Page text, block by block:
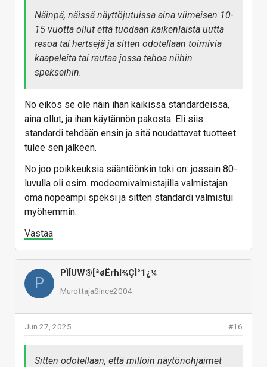
Vastaa
Näinpä, näissä näyttöjutuissa aina viimeisen 10-
15 vuotta ollut että tuodaan kaikenlaista uutta
resoa tai hertsejä ja sitten odotellaan toimivia
kaapeleita tai rautaa jossa tehoa niihin
spekseihin.
No eikös se ole näin ihan kaikissa standardeissa,
aina ollut, ja ihan käytännön pakosta. Eli siis
standardi tehdään ensin ja sitä noudattavat tuotteet
tulee sen jälkeen.
No joo poikkeuksia sääntöönkin toki on: jossain 80-
luvulla oli esim. modeemivalmistajilla valmistajan
oma nopeampi speksi ja sitten standardi valmistui
myöhemmin.
Vastaa
P
PÌÎUW®[ªøËrhl¾ÇÌ°1¿¼
MurottajaSince2004
#16
Jun 27, 2025
Sitten odotellaan, että milloin näytönohjaimet